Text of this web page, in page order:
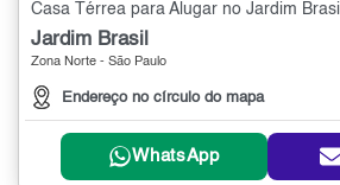
Casa Térrea para Alugar no Jardim
Jardim Brasil
Zona Norte - São Paulo
Endereço no círculo do mapa
WhatsApp